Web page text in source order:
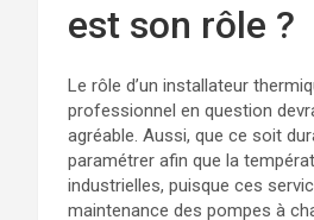
est son rôle ?
Le rôle d’un installateur
professionnel en question
agréable. Aussi, que ce soit
paramétrer afin que la
industrielles, puisque ces
maintenance des pompes à